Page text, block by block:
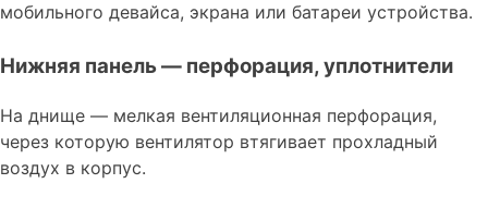
мобильного девайса, экрана или батареи устройства.
Нижняя панель — перфорация, уплотнители
На днище — мелкая вентиляционная перфорация,
через которую вентилятор втягивает прохладный
воздух в корпус.